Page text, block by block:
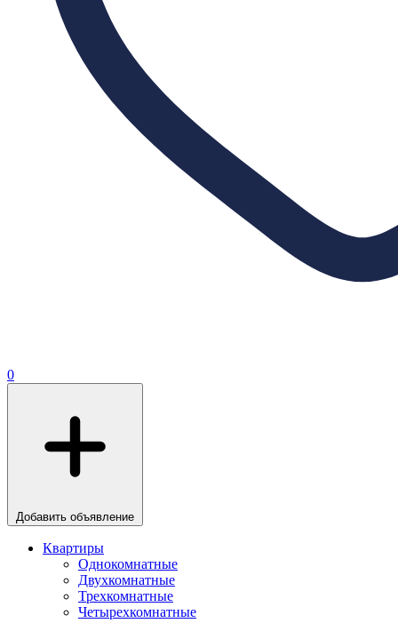
0
Добавить объявление
Квартиры
Однокомнатные
Двухкомнатные
Трехкомнатные
Четырехкомнатные